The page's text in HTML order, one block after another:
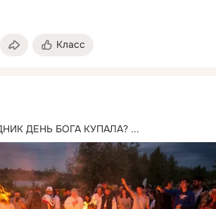
Класс
ДЕНЬ БОГА КУПАЛА? ...